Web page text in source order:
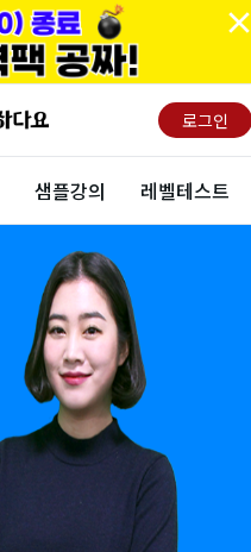
로그인
샘플강의 레벨테스트